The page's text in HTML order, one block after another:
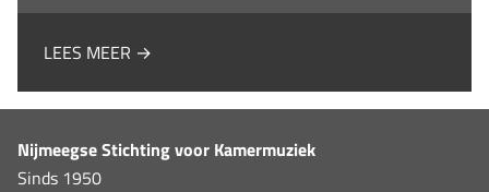
LEES MEER →
Nijmeegse Stichting voor Kamermuziek
Sinds 1950